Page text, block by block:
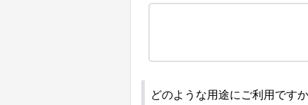
どのような用途にご利用です